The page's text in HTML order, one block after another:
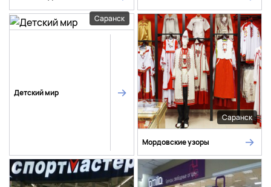
Саранск
Детский мир
Саранск
Мордовские узоры